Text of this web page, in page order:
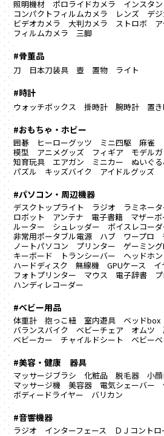
照明機材
ポロライドカメラ
インスタ
コンパクトフィルムカメラ
レンズ デ
ビデオカメラ
大判カメラ ストロボ
フィルムカメラ
三脚
#骨董品
刀 日本刀装具 壺 置物 ライト
#時計
ウォッチボックス 掛時計 腕時計 置
#おもちゃ・ホビー
囲碁 ヒーローグッツ ミニ四駆 麻雀
模型
アニメグッズ フィギア モデル
知育玩具
エアガン ミニカー ぬいぐ
パズル
キッズバイク アイドルグッズ
#パソコン・周辺機器
デスクトップライト ラジオ ラミネー
ロボット
アンテナ 電子書籍 マザーボ
ルーター
シュレッダー ボイスレコー
非常用ポータブル電源
ハブ ワープロ
ノートパソコン
プリンター ゲーミング
キーボード
トランシーバー ヘッドホン
ハードディスク
無線機 GPUケース
イ
フォトプリンター
マウス 電子辞書
ハンディレコーダー
#ベビー用品
体重計 抱っこ紐 室内遊具 ベッドbox
バランスバイク
ベビーチェア オムツ
ベビーカー
チャイルドシート ベビー
#美容・健康 器具
マッサージブラシ 化粧品 脱毛器 小
マッサージ機
美容器 電気シェーバー
ボディードライヤー
バリカン
#音響機器
ラジオ インターフェース ＤＪコントロ